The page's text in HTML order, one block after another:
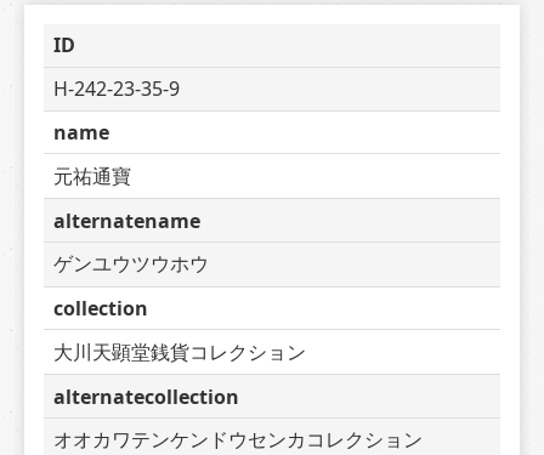
ID
H-242-23-35-9
name
元祐通寶
alternatename
ゲンユウツウホウ
collection
大川天顕堂銭貨コレクション
alternatecollection
オオカワテンケンドウセンカコレクション